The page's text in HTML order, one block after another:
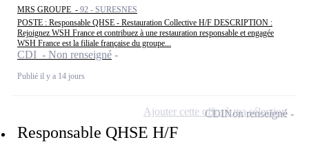
MRS GROUPE - 92 - SURESNES
POSTE : Responsable QHSE - Restauration Collective H/F DESCRIPTION :
Rejoignez WSH France et contribuez à une restauration responsable et engagée
WSH France est la filiale française du groupe...
CDI - Non renseigné
Publié il y a 14 jours
Responsable QHSE H/F
CDINon renseigné
Ajouter cette offre à ma sélection